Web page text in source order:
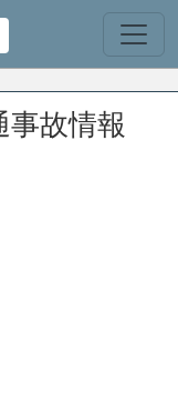
故情報